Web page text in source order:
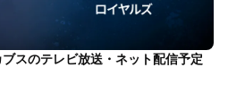
スのテレビ放送・ネット配信予定